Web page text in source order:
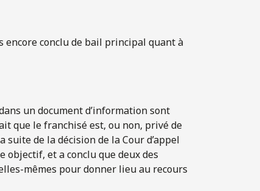
encore conclu de bail principal quant à
un document d’information sont
que le franchisé est, ou non, privé de
de la décision de la Cour d’appel
objectif, et a conclu que deux des
mêmes pour donner lieu au recours